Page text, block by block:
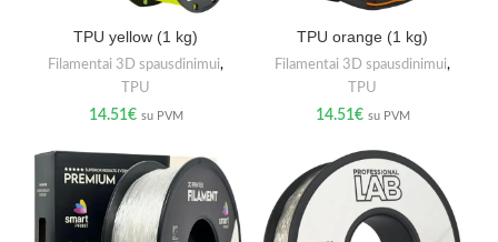
TPU yellow (1 kg)
Filamentai 3D spausdinimui,
TPU
14.51€ su PVM
TPU orange (1 kg)
Filamentai 3D spausdinimui,
TPU
14.51€ su PVM